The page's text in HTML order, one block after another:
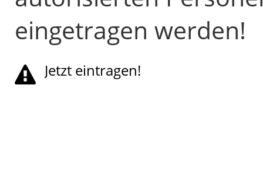
eingetragen werden!
Jetzt eintragen!